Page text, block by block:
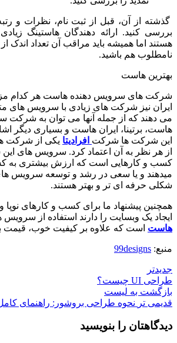
گذشته از آن، قبل از ثبت نام، نظرات و
بررسی کنید. ارائه دهندگان هاستینگ
هستند اما همیشه باید مراقب آن تعداد اندک
نامطلوب هم باشید.
بهترین هاست
شرکت های سرویس دهنده هاست هر کدام
ایران نیز شرکت های زیادی با سرویس های
می دهند که از جمله آنها می توان به شرکت
هاست، برتینا، ایران هاست و بسیاری دیگر
این شرکت ها شرکت افرادیتا یکی از شرکت
از هر نظر به آن اعتماد کرد. سرویس های
کسب و کارهایی است که ارزش بیشتری به
میدهند و یا سعی در رشد و توسعه سرویس
شکلی حرفه ای تر و بهتر هستند.
همچنین پیشنهاد ما برای کسب و کارهای نوپا
ایجاد یک وبسایت را دارند استفاده از
هاست است که علاوه بر کیفیت خوب، قیمت
منبع: 99designs
جدیدتر
طراحی UI چیست؟
بازگشت به لیست
قدیمی تر نحوه طراحی بروشور: راهنمای
دیدگاهتان را بنویسید